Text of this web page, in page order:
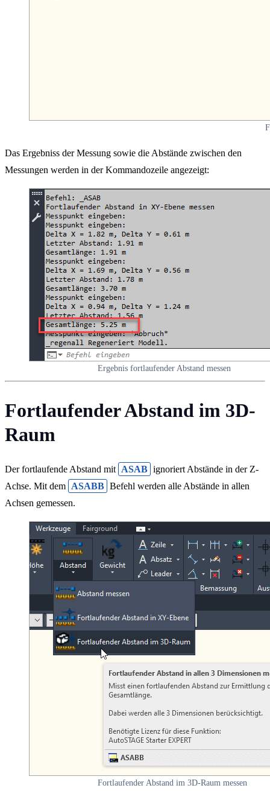
Das Ergebniss der Messung sowie die Abstände zwischen den
Messungen werden in der Kommandozeile angezeigt:
Ergebnis fortlaufender Abstand messen
Fortlaufender Abstand im 3D-
Raum
Der fortlaufende Abstand mit ASAB ignoriert Abstände in der Z-
Achse. Mit dem ASABB Befehl werden alle Abstände in allen
Achsen gemessen.
Fortlaufender Abstand im 3D-Raum messen